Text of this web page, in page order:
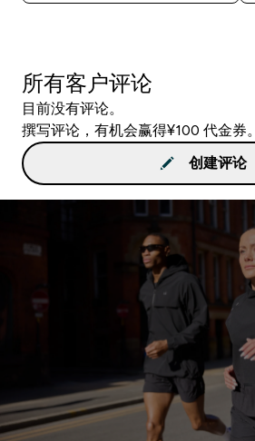
所有客户评论
目前没有评论。
撰写评论，有机会赢得¥100 代金券。
创建评论